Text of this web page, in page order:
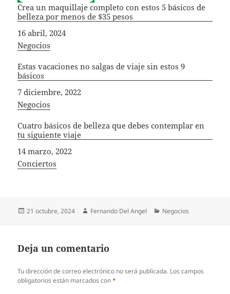
Crea un maquillaje completo con estos 5 básicos de
belleza por menos de $35 pesos
Fecha
16 abril, 2024
In relation to
Negocios
Estas vacaciones no salgas de viaje sin estos 9
básicos
Fecha
7 diciembre, 2022
In relation to
Negocios
Cuatro básicos de belleza que debes contemplar en
tu siguiente viaje
Fecha
14 marzo, 2022
In relation to
Conciertos
Publicado
21 octubre, 2024 Autor
Fernando Del Angel Categorías
Negocios
Deja un comentario
Tu dirección de correo electrónico no será publicada. Los campos
obligatorios están marcados con*